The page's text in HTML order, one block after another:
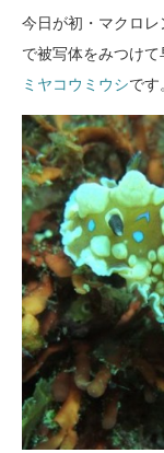
今日が初・マクロ
で被写体をみつけて
ミヤコウミウシです。